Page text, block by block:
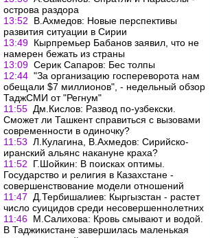
острова раздора
13:52
В.Ахмедов: Новые перспективы
развития ситуации в Сирии
13:49 Кырпремьер Бабанов заявил, что не
намерен бежать из страны
13:09 Серик Сапаров: Бес толпы
12:44 "За организацию госпереворота нам
обещали $7 миллионов", - недельный обзор
ТаджСМИ от "Регнум"
11:55 Дм.Кислов: Развод по-узбекски.
Сможет ли Ташкент справиться с вызовами
современности в одиночку?
11:53 Л.Кулагина, В.Ахмедов: Сирийско-
иранский альянс накануне краха?
11:52
Г.Шойкин: В поисках оптимы.
Государство и религия в Казахстане -
совершенствование модели отношений
11:47
Д.Тербишалиев: Кыргызстан - растет
число суицидов среди несовершеннолетних
11:46 М.Салихова: Кровь смывают и водой.
В Таджикистане завершилась маленькая